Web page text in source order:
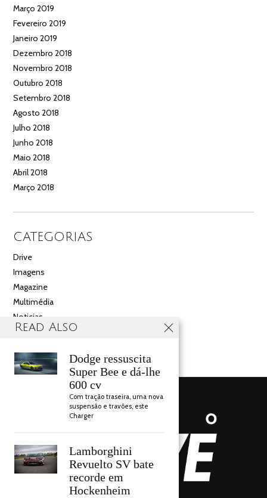
Março 2019
Fevereiro 2019
Janeiro 2019
Dezembro 2018
Novembro 2018
Outubro 2018
Setembro 2018
Agosto 2018
Julho 2018
Junho 2018
Maio 2018
Abril 2018
Março 2018
CATEGORIAS
Drive
Imagens
Magazine
Multimédia
Noticias
Salão
AUTO DRIVE 2018
Read Also
Dodge ressuscita
Super Bee e dá-lhe
600 cv
Com tração traseira, uma nova
suspensão e travões, este
Charger
Lamborghini
Revuelto SV bate
recorde em
Hockenheim